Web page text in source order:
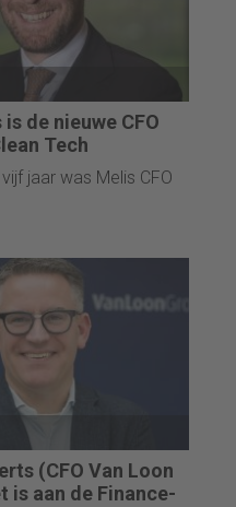
de nieuwe CFO
Tech
jaar was Melis CFO
(CFO Van Loon
is aan de Finance-